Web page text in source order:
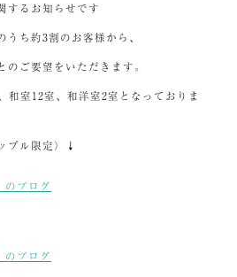
るお知らせです
ち約3割のお客様から、
のご要望をいただきます。
和室12室、和洋室2室となっておりま
ル限定）↓